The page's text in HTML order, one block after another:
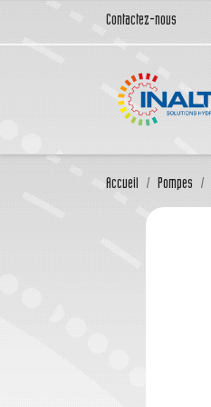
Contactez-nous
Accueil Pompes